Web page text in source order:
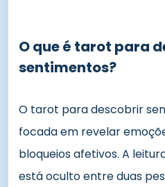
O que é tarot para
sentimentos?
O tarot para descobrir
focada em revelar
bloqueios afetivos. A
está oculto entre duas